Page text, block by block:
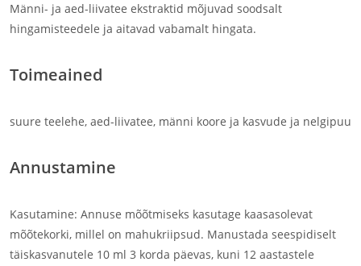
Männi- ja aed-liivatee ekstraktid mõjuvad soodsalt
hingamisteedele ja aitavad vabamalt hingata.
Toimeained
suure teelehe, aed-liivatee, männi koore ja kasvude ja nelgipuu
Annustamine
Kasutamine: Annuse mõõtmiseks kasutage kaasasolevat
mõõtekorki, millel on mahukriipsud. Manustada seespidiselt
täiskasvanutele 10 ml 3 korda päevas, kuni 12 aastastele